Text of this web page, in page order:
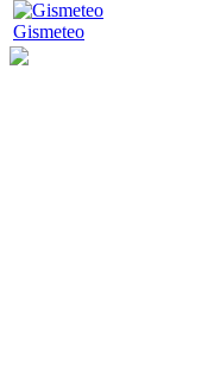
Gismeteo